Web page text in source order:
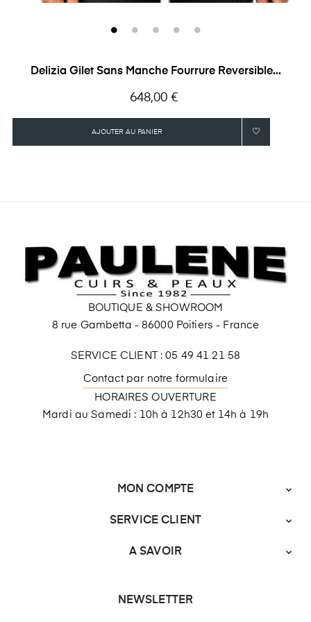
Delizia Gilet Sans Manche Fourrure Reversible...
Prix
648,00 €
AJOUTER AU PANIER
BOUTIQUE & SHOWROOM
8 rue Gambetta - 86000 Poitiers - France
SERVICE CLIENT : 05 49 41 21 58
Contact par notre formulaire
HORAIRES OUVERTURE
Mardi au Samedi : 10h à 12h30 et 14h à 19h
MON COMPTE 
SERVICE CLIENT 
A SAVOIR 
NEWSLETTER